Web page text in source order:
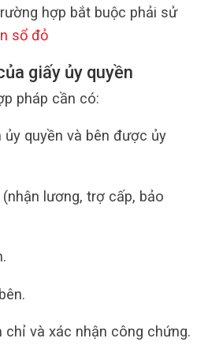
hợp bắt buộc phải sử
sổ đỏ
giấy ủy quyền
pháp cần có:
quyền và bên được ủy
lương, trợ cấp, bảo
chỉ và xác nhận công chứng.